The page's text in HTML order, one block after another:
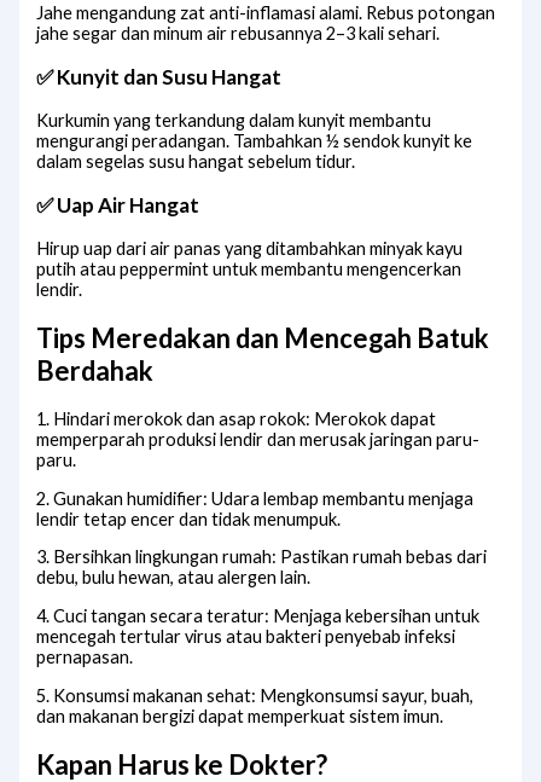
Jahe mengandung zat anti-inflamasi alami. Rebus potongan
jahe segar dan minum air rebusannya 2–3 kali sehari.
✅ Kunyit dan Susu Hangat
Kurkumin yang terkandung dalam kunyit membantu
mengurangi peradangan. Tambahkan ½ sendok kunyit ke
dalam segelas susu hangat sebelum tidur.
✅ Uap Air Hangat
Hirup uap dari air panas yang ditambahkan minyak kayu
putih atau peppermint untuk membantu mengencerkan
lendir.
Tips Meredakan dan Mencegah Batuk
Berdahak
1. Hindari merokok dan asap rokok: Merokok dapat
memperparah produksi lendir dan merusak jaringan paru-
paru.
2. Gunakan humidifier: Udara lembap membantu menjaga
lendir tetap encer dan tidak menumpuk.
3. Bersihkan lingkungan rumah: Pastikan rumah bebas dari
debu, bulu hewan, atau alergen lain.
4. Cuci tangan secara teratur: Menjaga kebersihan untuk
mencegah tertular virus atau bakteri penyebab infeksi
pernapasan.
5. Konsumsi makanan sehat: Mengkonsumsi sayur, buah,
dan makanan bergizi dapat memperkuat sistem imun.
Kapan Harus ke Dokter?